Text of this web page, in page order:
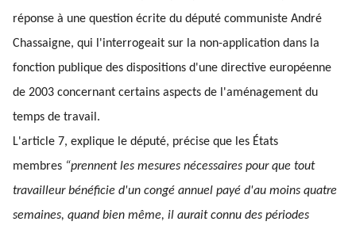
réponse à une question écrite du député communiste André
Chassaigne, qui l'interrogeait sur la non-application dans la
fonction publique des dispositions d'une directive européenne
de 2003 concernant certains aspects de l'aménagement du
temps de travail.
L'article 7, explique le député, précise que les États
membres “prennent les mesures nécessaires pour que tout
travailleur bénéficie d'un congé annuel payé d'au moins quatre
semaines, quand bien même, il aurait connu des périodes